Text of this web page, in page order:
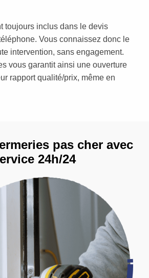
toujours inclus dans le devis
Vous connaissez donc le
intervention, sans engagement.
vous garantit ainsi une ouverture
rapport qualité/prix, même en
pas cher avec
24h/24